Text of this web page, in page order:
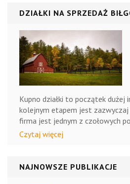
dla dzieci.
DZIAŁKI NA SPRZEDAŻ
Kupno działki to początek dużej
kolejnym etapem jest zazwyczaj
firma jest jednym z czołowych
Czytaj więcej
NAJNOWSZE PUBLIKACJE